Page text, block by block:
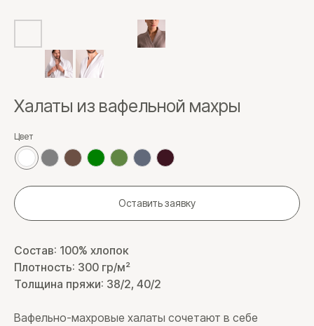
Халаты из вафельной махры
Цвет
Оставить заявку
Состав: 100% хлопок
Плотность: 300 гр/м²
Толщина пряжи: 38/2, 40/2
Вафельно-махровые халаты сочетают в себе